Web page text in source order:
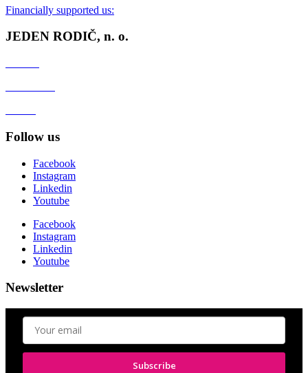
Financially supported us:
JEDEN RODIČ, n. o.
Follow us
Facebook
Instagram
Linkedin
Youtube
Facebook
Instagram
Linkedin
Youtube
Newsletter
Subscribe